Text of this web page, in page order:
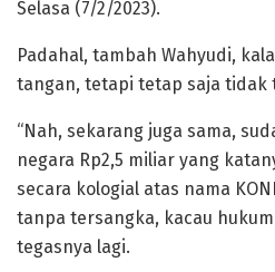
Selasa (7/2/2023).
Padahal, tambah Wahyudi,
tangan, tetapi tetap saja tidak
“Nah, sekarang juga sama,
negara Rp2,5 miliar yang
secara kologial atas nama
tanpa tersangka, kacau
tegasnya lagi.